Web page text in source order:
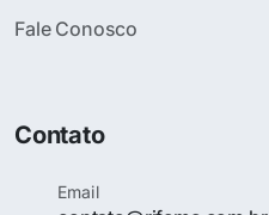
Fale Conosco
Contato
Email